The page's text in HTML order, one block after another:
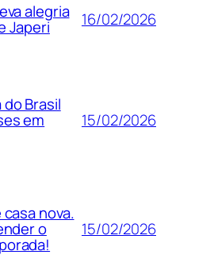
alegria
Japeri 16/02/2026
do Brasil
em 15/02/2026
nova.
o 15/02/2026